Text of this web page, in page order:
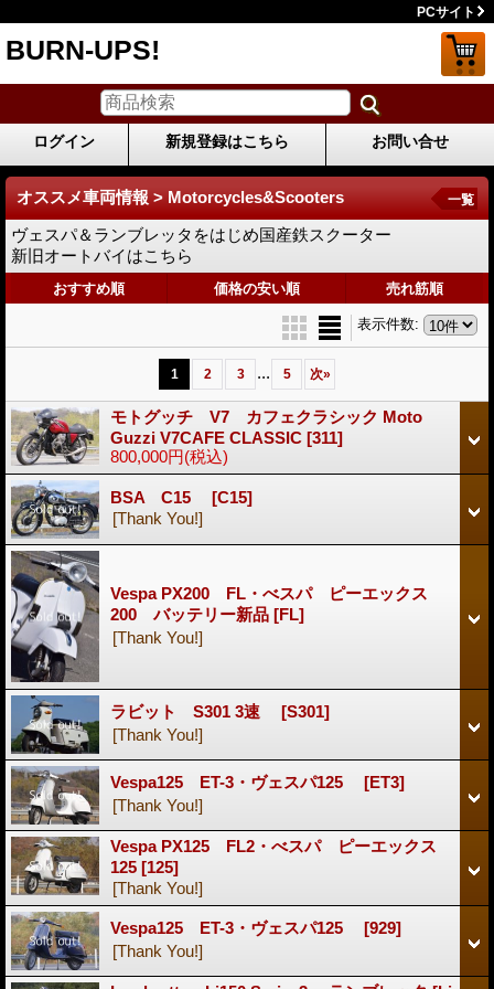
PCサイト
BURN-UPS!
ログイン 新規登録はこちら お問い合せ
オススメ車両情報 > Motorcycles&Scooters
ヴェスパ＆ランブレッタをはじめ国産鉄スクーター
新旧オートバイはこちら
一覧
おすすめ順 価格の安い順 売れ筋順
表示件数:
1 2 3 ... 5 次»
モトグッチ V7 カフェクラシック Moto
Guzzi V7CAFE CLASSIC [311]
800,000円(税込)
BSA C15 [C15]
[Thank You!]
Vespa PX200 FL・べスパ ピーエックス
200 バッテリー新品 [FL]
[Thank You!]
ラビット S301 3速 [S301]
[Thank You!]
Vespa125 ET-3・ヴェスパ125 [ET3]
[Thank You!]
Vespa PX125 FL2・べスパ ピーエックス
125 [125]
[Thank You!]
Vespa125 ET-3・ヴェスパ125 [929]
[Thank You!]